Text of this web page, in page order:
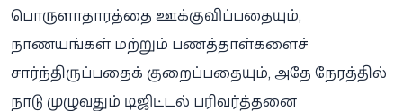
பொருளாதாரத்தை ஊக்குவிப்பதையும்,
நாணயங்கள் மற்றும் பணத்தாள்களைச்
சார்ந்திருப்பதைக் குறைப்பதையும், அதே நேரத்தில்
நாடு முழுவதும் டிஜிட்டல் பரிவர்த்தனை